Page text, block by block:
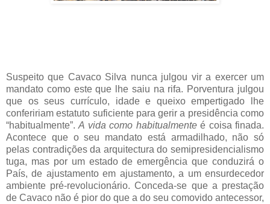
Suspeito que Cavaco Silva nunca julgou vir a exercer um
mandato como este que lhe saiu na rifa. Porventura julgou
que os seus currículo, idade e queixo empertigado lhe
confeririam estatuto suficiente para gerir a presidência como
“habitualmente”.A vida como habitualmenteé coisa finada.
Acontece que o seu mandato está armadilhado, não só
pelas contradições da arquitectura do semipresidencialismo
tuga, mas por um estado de emergência que conduzirá o
País, de ajustamento em ajustamento, a um ensurdecedor
ambiente pré-revolucionário. Conceda-se que a prestação
de Cavaco não é pior do que a do seu comovido antecessor,